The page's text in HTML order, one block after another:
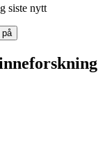
siste nytt